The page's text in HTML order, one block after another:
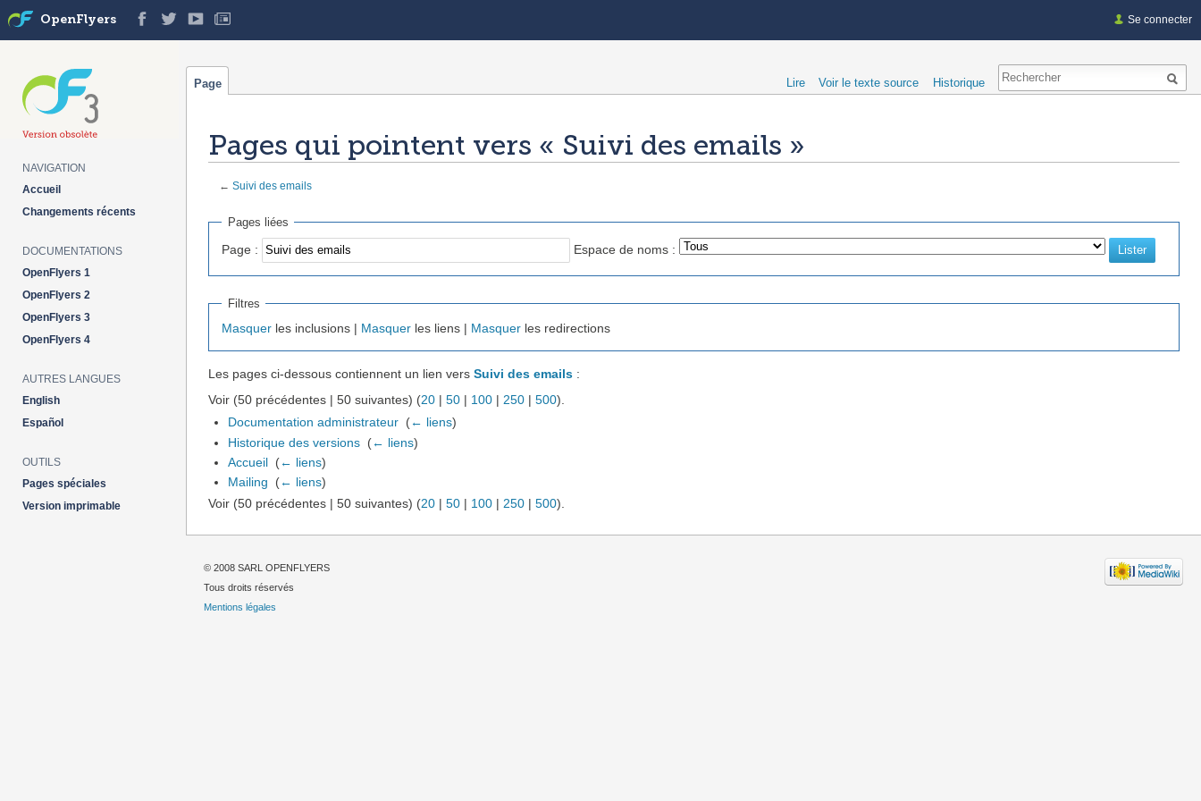
Pages qui pointent vers « Suivi des emails »
← Suivi des emails
Pages liées
Page : Espace de noms :
Filtres
Masquer les inclusions | Masquer les liens | Masquer les redirections
Les pages ci-dessous contiennent un lien vers Suivi des emails :
Voir (50 précédentes | 50 suivantes) (20 | 50 | 100 | 250 | 500).
Documentation administrateur (← liens)
Historique des versions (← liens)
Accueil (← liens)
Mailing
(← liens)
Voir (50 précédentes | 50 suivantes) (20 | 50 | 100 | 250 | 500).
Se connecter
Page Lire Voir le texte source Historique
OpenFlyers
NAVIGATION
Accueil
Changements récents
DOCUMENTATIONS
OpenFlyers 1
OpenFlyers 2
OpenFlyers 3
OpenFlyers 4
AUTRES LANGUES
English
Español
OUTILS
Pages spéciales
Version imprimable
© 2008 SARL OPENFLYERS
Tous droits réservés
Mentions légales